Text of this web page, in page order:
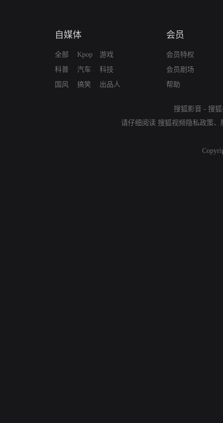
自媒体
全部
科普
国风
Kpop
汽车
搞笑
游戏
科技
出品人
会员
会员特权
会员剧场
帮助
搜狐影音 - 搜
请仔细阅读 搜狐视频隐私政策、